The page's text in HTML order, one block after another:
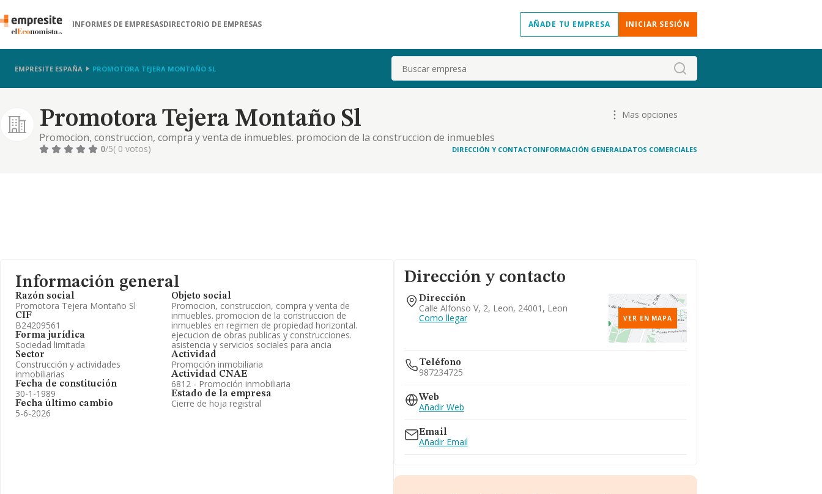
INFORMES DE EMPRESASDIRECTORIO DE EMPRESAS AÑADE TU EMPRESA INICIAR SESIÓN
EMPRESITE ESPAÑA PROMOTORA TEJERA MONTAÑO SL Buscar
Promotora Tejera Montaño Sl
Promocion, construccion, compra y venta de inmuebles. promocion de la construccion de inmuebles
en regimen de propiedad horizontal. ejecucion de obras publicas y construcciones. asistencia y
Mas opciones
0/5( 0 votos) DIRECCIÓN Y CONTACTOINFORMACIÓN GENERALDATOS COMERCIALES
Información general
Razón social
Promotora Tejera Montaño Sl
CIF
B24209561
Forma jurídica
Sociedad limitada
Sector
Construcción y actividades
inmobiliarias
Fecha de constitución
30-1-1989
Fecha último cambio
5-6-2026
Objeto social
Promocion, construccion, compra y venta de
inmuebles. promocion de la construccion de
inmuebles en regimen de propiedad horizontal.
ejecucion de obras publicas y construcciones.
asistencia y servicios sociales para ancia
Actividad
Promoción inmobiliaria
Actividad CNAE
6812 - Promoción inmobiliaria
Estado de la empresa
Cierre de hoja registral
Dirección y contacto
Dirección
Calle Alfonso V, 2, Leon, 24001, Leon
Como llegar
VER EN MAPA
Teléfono
987234725
Web
Añadir Web
Email
Añadir Email